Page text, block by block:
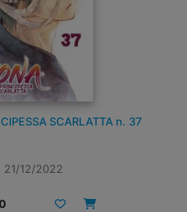
SCARLATTA n. 37
21/12/2022